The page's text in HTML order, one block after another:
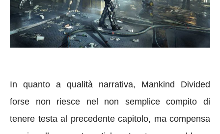
In quanto a qualità narrativa, Mankind Divided
forse non riesce nel non semplice compito di
tenere testa al precedente capitolo, ma compensa